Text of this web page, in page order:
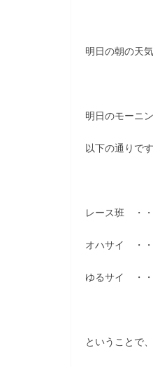
明日の朝の天
明日のモーニ
以下の通りです
レース班 ・・
オハサイ ・・
ゆるサイ ・
ということで